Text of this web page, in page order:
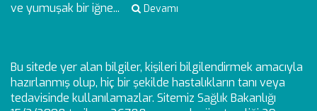
ve yumuşak bir iğne...
Devamı
Bu sitede yer alan bilgiler, kişileri bilgilendirmek amacıyla
hazırlanmış olup, hiç bir şekilde hastalıkların tanı veya
tedavisinde kullanılamazlar. Sitemiz Sağlık Bakanlığı